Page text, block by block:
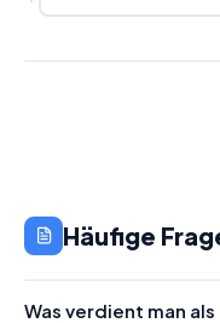
Häufige
Was verdient man